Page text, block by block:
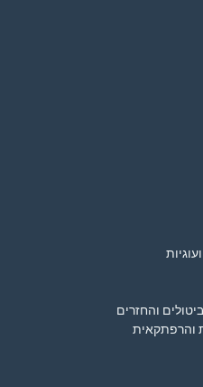
והחזרים
והרפתקאית